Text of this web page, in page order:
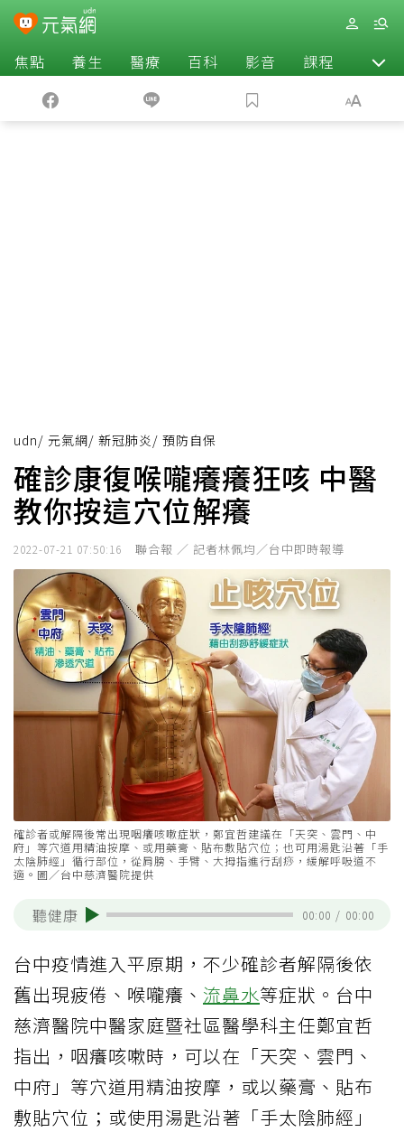
焦點 養生 醫療 百科 影音 課程 退休
udn/ 元氣網/ 新冠肺炎 / 預防自保
確診康復喉嚨癢癢狂咳 中醫
教你按這穴位解癢
2022-07-21 07:50:16 聯合報 ／ 記者林佩均／台中即時報導
確診者或解隔後常出現咽癢咳嗽症狀，鄭宜哲建議在「天突、雲門、中
府」等穴道用精油按摩、或用藥膏、貼布敷貼穴位；也可用湯匙沿著「手
太陰肺經」循行部位，從肩膀、手臂、大拇指進行刮痧，緩解呼吸道不
適。圖／台中慈濟醫院提供
聽健康 00:00 / 00:00
台中疫情進入平原期，不少確診者解隔後依
舊出現疲倦、喉嚨癢、 流鼻水等症狀。台中
慈濟醫院中醫家庭暨社區醫學科主任鄭宜哲
指出，咽癢咳嗽時，可以在「天突、雲門、
中府」等穴道用精油按摩，或以藥膏、貼布
敷貼穴位；或使用湯匙沿著「手太陰肺經」